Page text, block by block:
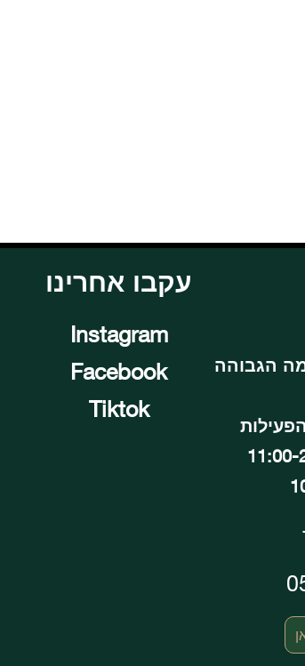
עקבו אחרינו
Instagram
Facebook
Tiktok
הגבוהה